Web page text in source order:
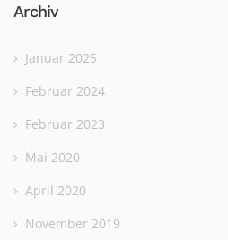
Archiv
Januar 2025
Februar 2024
Februar 2023
Mai 2020
April 2020
November 2019